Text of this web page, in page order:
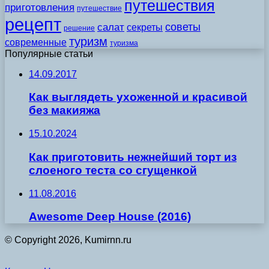
приготовления путешествие путешествия
рецепт решение салат секреты советы
современные туризм туризма
Популярные статьи
14.09.2017
Как выглядеть ухоженной и красивой
без макияжа
15.10.2024
Как приготовить нежнейший торт из
слоеного теста со сгущенкой
11.08.2016
Awesome Deep House (2016)
© Copyright 2026, Kumirnn.ru